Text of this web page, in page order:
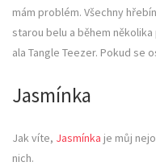
mám problém. Všechny
starou belu a během
ala Tangle Teezer. Pokud se
Jasmínka
Jak víte, Jasmínka je můj
nich.